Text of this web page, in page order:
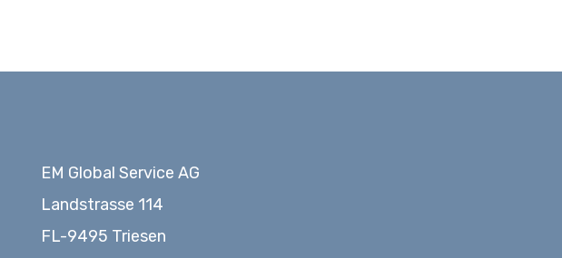
EM Global Service AG
Landstrasse 114
FL-9495 Triesen